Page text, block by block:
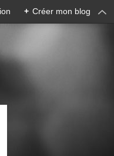
+ Créer mon blog